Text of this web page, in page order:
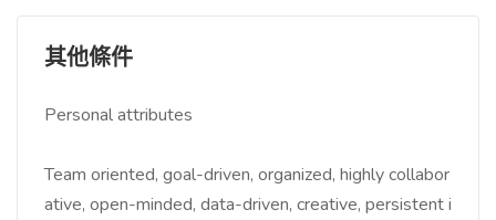
其他條件
Personal attributes
Team oriented, goal-driven, organized, highly collabor
ative, open-minded, data-driven, creative, persistent i